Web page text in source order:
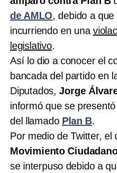
de AMLO, debido a
incurriendo en una
legislativo.
Así lo dio a conocer el
bancada del partido en
Diputados,Jorge
informó que se
del llamado Plan B.
Por medio de Twitter, el
Movimiento
se interpuso debido a